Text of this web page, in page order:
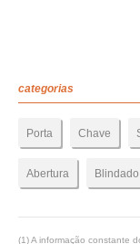
categorias
Porta Chave
Abertura Blindado
(1) A informação constante